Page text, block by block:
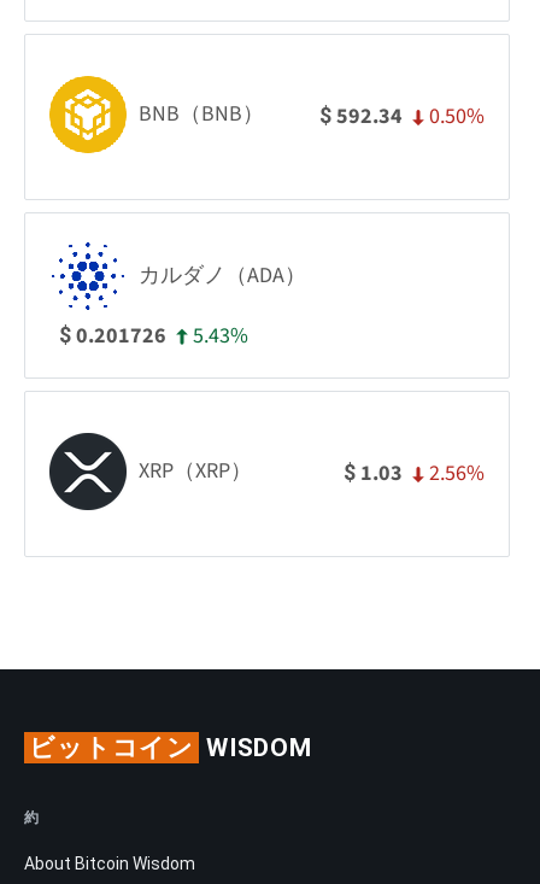
BNB（BNB） $592.34 0.50%
カルダノ（ADA）
$0.201726 5.43%
XRP（XRP） $ 1.03 2.56%
ビットコイン WISDOM
約
About Bitcoin Wisdom